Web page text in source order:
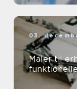
03.
Maler til